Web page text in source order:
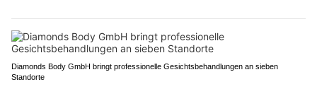
Diamonds Body GmbH bringt professionelle Gesichtsbehandlungen an sieben
Standorte